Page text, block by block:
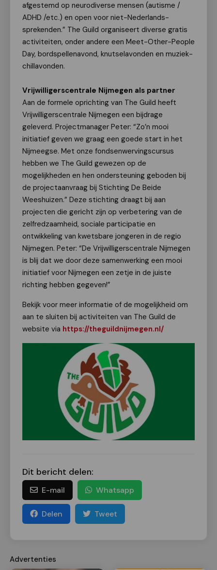
afgestemd op neurodiverse mensen (autisme /
ADHD /etc.) en open voor niet-Nederlands-
sprekenden.” The Guild organiseert diverse gratis
activiteiten, onder andere een Meet-Other-People
Day, bordspellenavond, knutselavonden en muziek-
chillavonden.
Vrijwilligerscentrale Nijmegen als partner
Aan de formele oprichting van The Guild heeft
Vrijwilligerscentrale Nijmegen een bijdrage
geleverd. Projectmanager Peter: “Zo’n mooi
initiatief geven we graag een goede start in het
Nijmeegse. Met onze fondsenwervingscursus
hebben we The Guild gewezen op de
mogelijkheden en hen ondersteuning geboden bij
de projectaanvraag bij Stichting De Beide
Weeshuizen.” Deze stichting draagt bij aan
projecten die gericht zijn op verbetering van de
zelfredzaamheid, sociale participatie en
ontwikkeling van kwetsbare jongeren in de regio
Nijmegen. Peter: “De Vrijwilligerscentrale Nijmegen
is blij dat we door deze samenwerking een mooi
initiatief voor Nijmegen een zetje in de juiste
richting hebben gegeven!”
Bekijk voor meer informatie of de mogelijkheid om
aan te sluiten bij activiteiten van The Guild de
website via https://theguildnijmegen.nl/
Dit bericht delen:
E-mail Whatsapp
Delen Tweet
Advertenties